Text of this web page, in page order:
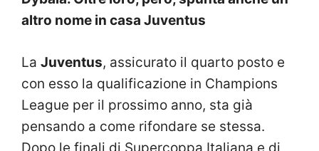
altro nome in casa Juventus
La Juventus, assicurato il quarto posto e
con esso la qualificazione in Champions
League per il prossimo anno, sta già
pensando a come rifondare se stessa.
Dopo le finali di Supercoppa Italiana e di